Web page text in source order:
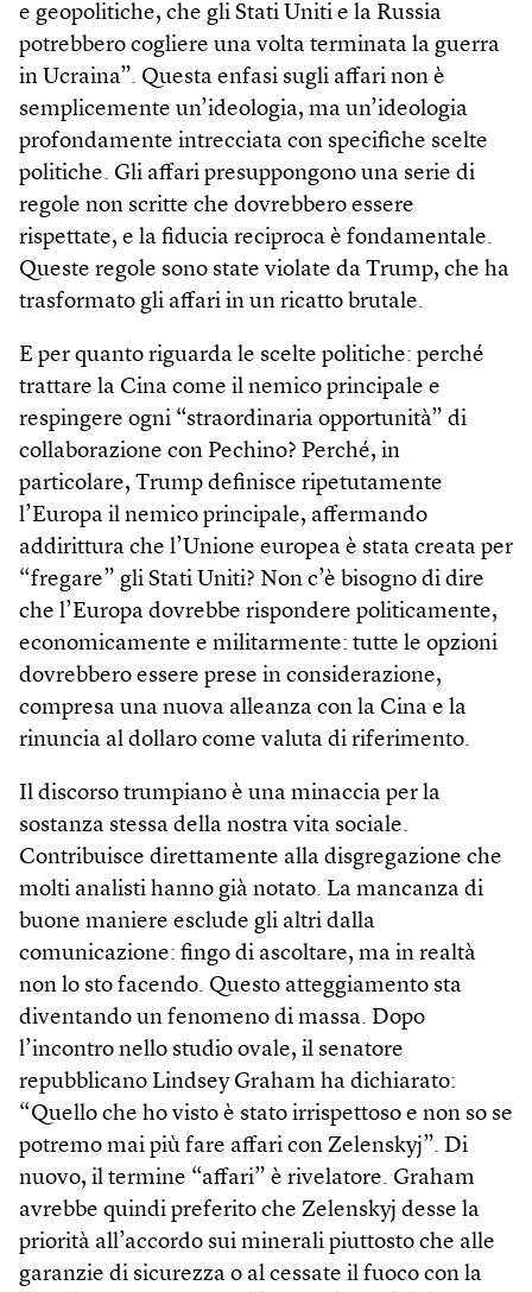
e geopolitiche, che gli Stati Uniti e la Russia
potrebbero cogliere una volta terminata la guerra
in Ucraina”. Questa enfasi sugli affari non è
semplicemente un’ideologia, ma un’ideologia
profondamente intrecciata con specifiche scelte
politiche. Gli affari presuppongono una serie di
regole non scritte che dovrebbero essere
rispettate, e la fiducia reciproca è fondamentale.
Queste regole sono state violate da Trump, che ha
trasformato gli affari in un ricatto brutale.
E per quanto riguarda le scelte politiche: perché
trattare la Cina come il nemico principale e
respingere ogni “straordinaria opportunità” di
collaborazione con Pechino? Perché, in
particolare, Trump definisce ripetutamente
l’Europa il nemico principale, affermando
addirittura che l’Unione europea è stata creata per
“fregare” gli Stati Uniti? Non c’è bisogno di dire
che l’Europa dovrebbe rispondere politicamente,
economicamente e militarmente: tutte le opzioni
dovrebbero essere prese in considerazione,
compresa una nuova alleanza con la Cina e la
rinuncia al dollaro come valuta di riferimento.
Il discorso trumpiano è una minaccia per la
sostanza stessa della nostra vita sociale.
Contribuisce direttamente alla disgregazione che
molti analisti hanno già notato. La mancanza di
buone maniere esclude gli altri dalla
comunicazione: fingo di ascoltare, ma in realtà
non lo sto facendo. Questo atteggiamento sta
diventando un fenomeno di massa. Dopo
l’incontro nello studio ovale, il senatore
repubblicano Lindsey Graham ha dichiarato:
“Quello che ho visto è stato irrispettoso e non so se
potremo mai più fare affari con Zelenskyj”. Di
nuovo, il termine “affari” è rivelatore. Graham
avrebbe quindi preferito che Zelenskyj desse la
priorità all’accordo sui minerali piuttosto che alle
garanzie di sicurezza o al cessate il fuoco con la